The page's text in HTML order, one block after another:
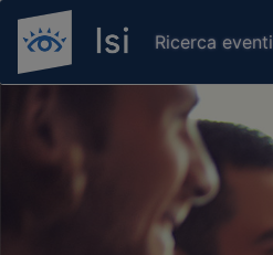
Ricerca eventi